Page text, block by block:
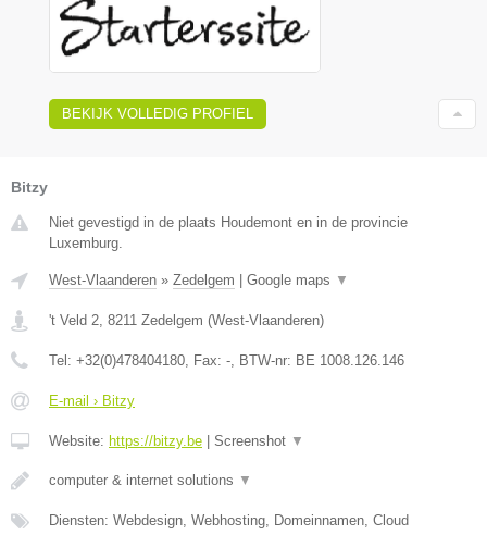
BEKIJK VOLLEDIG PROFIEL
Bitzy
Niet gevestigd in de plaats Houdemont en in de provincie
Luxemburg.
West-Vlaanderen » Zedelgem Google maps ▼
't Veld 2 8211 Zedelgem (West-Vlaanderen)
Tel: +32(0)478404180 , Fax: - , BTW-nr: BE 1008.126.146
E-mail › Bitzy
Website: https://bitzy.be Screenshot ▼
computer & internet solutions ▼
Diensten: Webdesign, Webhosting, Domeinnamen, Cloud